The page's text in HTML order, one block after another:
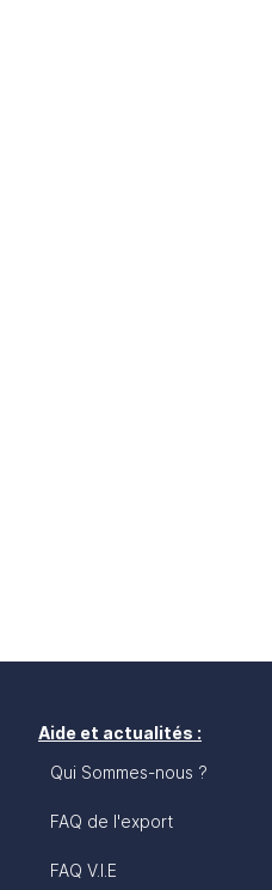
Aide et actualités :
Qui Sommes-nous ?
FAQ de l'export
FAQ V.I.E